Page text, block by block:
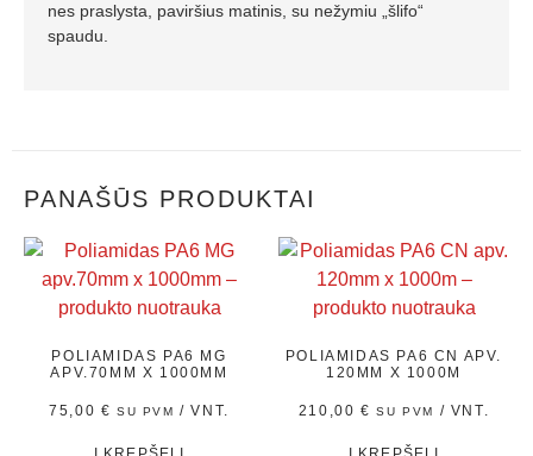
nes praslysta, paviršius matinis, su nežymiu „šlifo“
spaudu.
PANAŠŪS PRODUKTAI
POLIAMIDAS PA6 MG
APV.70MM X 1000MM
75,00 € SU PVM / VNT.
POLIAMIDAS PA6 CN APV.
120MM X 1000M
210,00€ SU PVM / VNT.